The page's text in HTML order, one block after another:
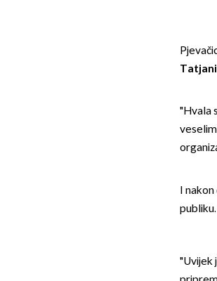
"Hvala
I
publiku.
"Uvijek